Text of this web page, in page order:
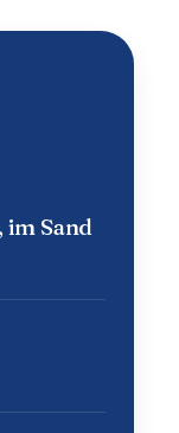
Sand